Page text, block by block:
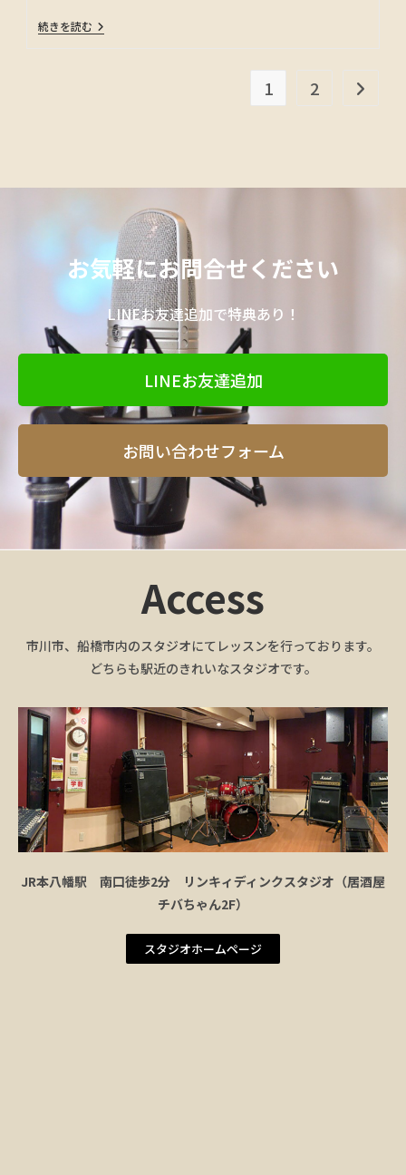
続きを読む
1 2
お気軽にお問合せください
LINEお友達追加で特典あり！
LINEお友達追加
お問い合わせフォーム
Access
市川市、船橋市内のスタジオにてレッスンを行っております。
どちらも駅近のきれいなスタジオです。
JR本八幡駅 南口徒歩2分 リンキィディンクスタジオ（居酒屋
チバちゃん2F）
スタジオホームページ